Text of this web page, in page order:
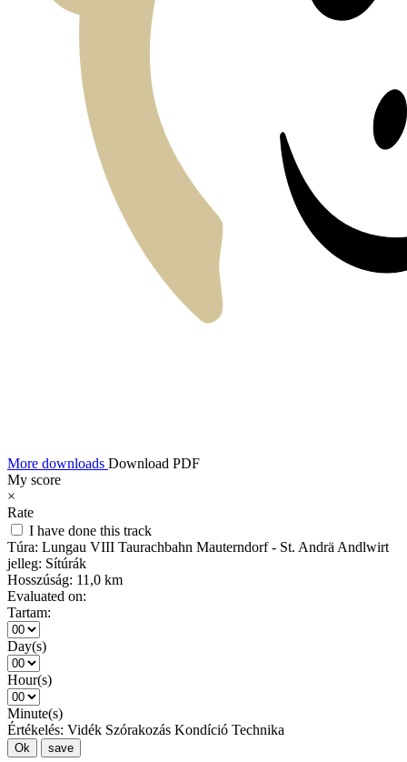
More downloads Download PDF
My score
×
Rate
I have done this track
Túra: Lungau VIII Taurachbahn Mauterndorf - St. Andrä Andlwirt
jelleg: Sítúrák
Hosszúság: 11,0 km
Evaluated on:
Tartam:
Day(s)
Hour(s)
Minute(s)
Értékelés: Vidék Szórakozás Kondíció Technika
Ok save